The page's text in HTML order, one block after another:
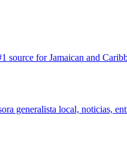
source for Jamaican and
generalista local, noticias,